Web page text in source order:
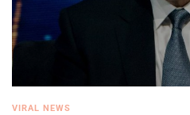
VIRAL NEWS